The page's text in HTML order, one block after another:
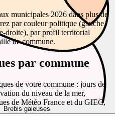
Brebis galeuses
municipales 2026 dans plus de
par couleur politique (gauche,
droite), par profil territorial
de commune.
par commune
de votre commune : jours de
du niveau de la mer,
de Météo France et du GIEC,